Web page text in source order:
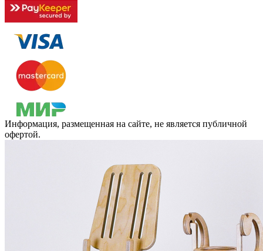
Информация, размещенная на сайте, не является публичной
офертой.